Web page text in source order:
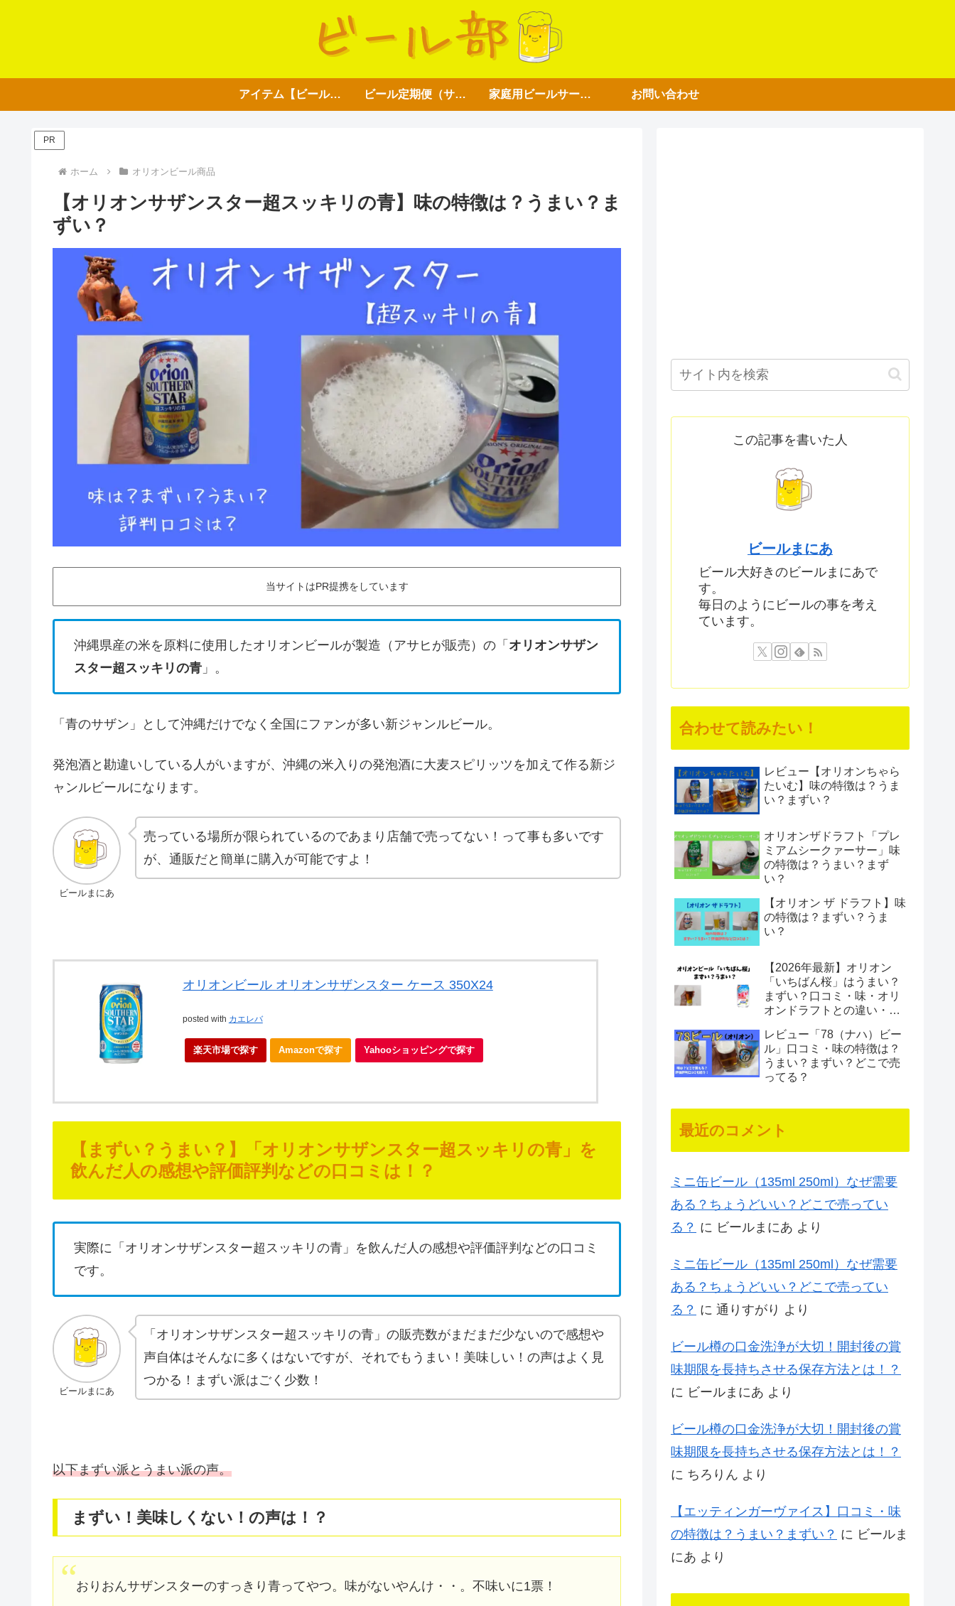
アイテム【ビール好き用】 ビール定期便（サブスク） 家庭用ビールサーバー お問い合わせ
PR
ホーム オリオンビール商品
【オリオンサザンスター超スッキリの青】味の特徴は？うまい？ま
ずい？
当サイトはPR提携をしています
沖縄県産の米を原料に使用したオリオンビールが製造（アサヒが販売）の「 オリオンサザン
スター超スッキリの青 」。
「青のサザン」として沖縄だけでなく全国にファンが多い新ジャンルビール。
発泡酒と勘違いしている人がいますが、沖縄の米入りの発泡酒に大麦スピリッツを加えて作る新ジ
ャンルビールになります。
ビールまにあ
売っている場所が限られているのであまり店舗で売ってない！って事も多いです
が、通販だと簡単に購入が可能ですよ！
オリオンビール オリオンサザンスター ケース 350X24
posted with カエレバ
楽天市場で探す Amazonで探す Yahooショッピングで探す
【まずい？うまい？】「オリオンサザンスター超スッキリの青」を
飲んだ人の感想や評価評判などの口コミは！？
実際に「オリオンサザンスター超スッキリの青」を飲んだ人の感想や評価評判などの口コミ
です。
ビールまにあ
「オリオンサザンスター超スッキリの青」の販売数がまだまだ少ないので感想や
声自体はそんなに多くはないですが、それでもうまい！美味しい！の声はよく見
つかる！まずい派はごく少数！
以下まずい派とうまい派の声。
まずい！美味しくない！の声は！？
おりおんサザンスターのすっきり青ってやつ。味がないやんけ・・。不味いに1票！
この記事を書いた人
ビールまにあ
ビール大好きのビールまにあで
す。
毎日のようにビールの事を考え
ています。
合わせて読みたい！
レビュー【オリオンちゃら
たいむ】味の特徴は？うま
い？まずい？
オリオンザドラフト「プレ
ミアムシークァーサー」味
の特徴は？うまい？まず
い？
【オリオン ザ ドラフト】味
の特徴は？まずい？うま
い？
【2026年最新】オリオン
「いちばん桜」はうまい？
まずい？口コミ・味・オリ
オンドラフトとの違い・販
レビュー「78（ナハ）ビー
ル」口コミ・味の特徴は？
うまい？まずい？どこで売
ってる？
最近のコメント
ミニ缶ビール（135ml 250ml）なぜ需要
ある？ちょうどいい？どこで売ってい
る？ に ビールまにあ より
ミニ缶ビール（135ml 250ml）なぜ需要
ある？ちょうどいい？どこで売ってい
る？ に 通りすがり より
ビール樽の口金洗浄が大切！開封後の賞
味期限を長持ちさせる保存方法とは！？
に ビールまにあ より
ビール樽の口金洗浄が大切！開封後の賞
味期限を長持ちさせる保存方法とは！？
に ちろりん より
【エッティンガーヴァイス】口コミ・味
の特徴は？うまい？まずい？ に ビールま
にあ より